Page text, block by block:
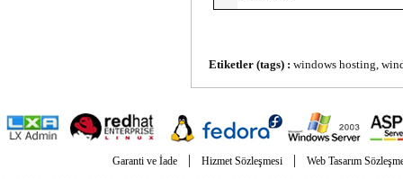
Etiketler (tags) : windows hosting,
Garanti ve İade | Hizmet Sözleşmesi | Web Tasarım